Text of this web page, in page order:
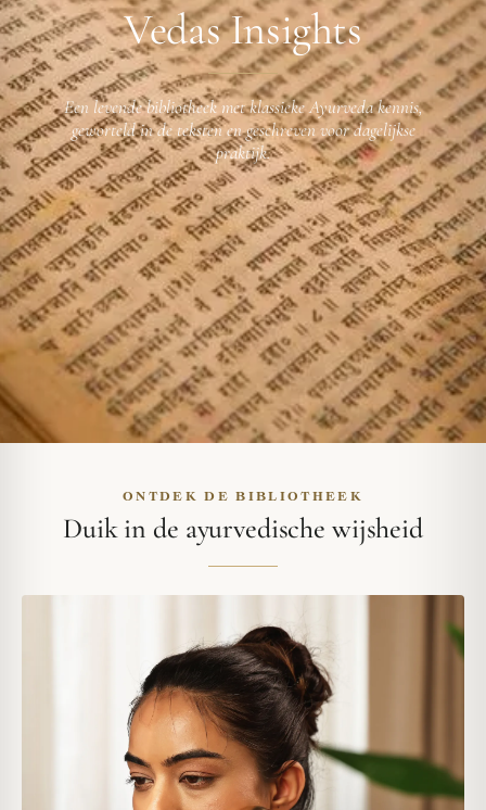
Vedas Insights
Een levende bibliotheek met klassieke Ayurveda kennis,
geworteld in de teksten en geschreven voor dagelijkse
praktijk.
ONTDEK DE BIBLIOTHEEK
Duik in de ayurvedische wijsheid